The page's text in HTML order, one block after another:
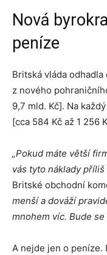
Nová
peníze
Britská vláda
z nového
9,7 mld. Kč]. Na
[cca 584 Kč až 1 256
„Pokud máte větší
vás tyto náklady příliš
Britské obchodní
menší a dováží
mnohem víc. Bude
A nejde jen o